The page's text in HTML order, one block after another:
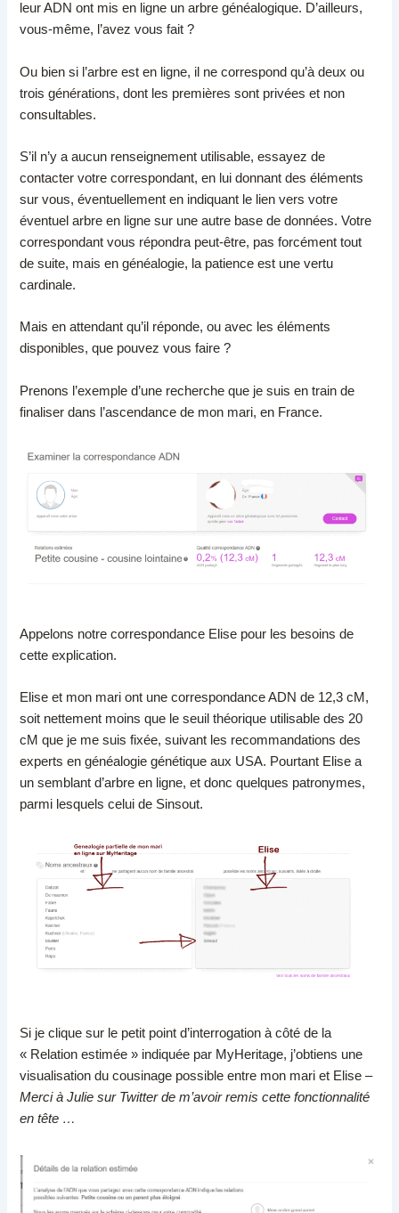
leur ADN ont mis en ligne un arbre généalogique. D’ailleurs,
vous-même, l’avez vous fait ?
Ou bien si l’arbre est en ligne, il ne correspond qu’à deux ou
trois générations, dont les premières sont privées et non
consultables.
S’il n’y a aucun renseignement utilisable, essayez de
contacter votre correspondant, en lui donnant des éléments
sur vous, éventuellement en indiquant le lien vers votre
éventuel arbre en ligne sur une autre base de données. Votre
correspondant vous répondra peut-être, pas forcément tout
de suite, mais en généalogie, la patience est une vertu
cardinale.
Mais en attendant qu’il réponde, ou avec les éléments
disponibles, que pouvez vous faire ?
Prenons l’exemple d’une recherche que je suis en train de
finaliser dans l’ascendance de mon mari, en France.
Appelons notre correspondance Elise pour les besoins de
cette explication.
Elise et mon mari ont une correspondance ADN de 12,3 cM,
soit nettement moins que le seuil théorique utilisable des 20
cM que je me suis fixée, suivant les recommandations des
experts en généalogie génétique aux USA. Pourtant Elise a
un semblant d’arbre en ligne, et donc quelques patronymes,
parmi lesquels celui de Sinsout.
Si je clique sur le petit point d’interrogation à côté de la
« Relation estimée » indiquée par MyHeritage, j’obtiens une
visualisation du cousinage possible entre mon mari et Elise –
Merci à Julie sur Twitter de m’avoir remis cette fonctionnalité
en tête …